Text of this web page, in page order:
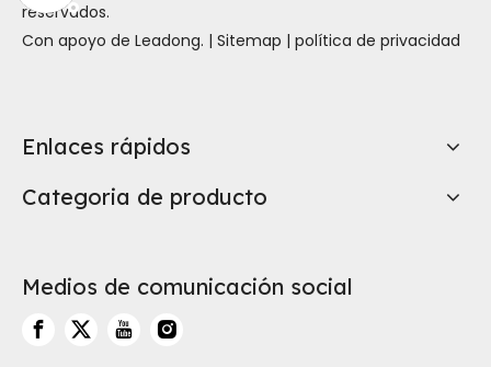
reservados.
Con apoyo de Leadong. | Sitemap | política de privacidad
Enlaces rápidos
Categoria de producto
Medios de comunicación social